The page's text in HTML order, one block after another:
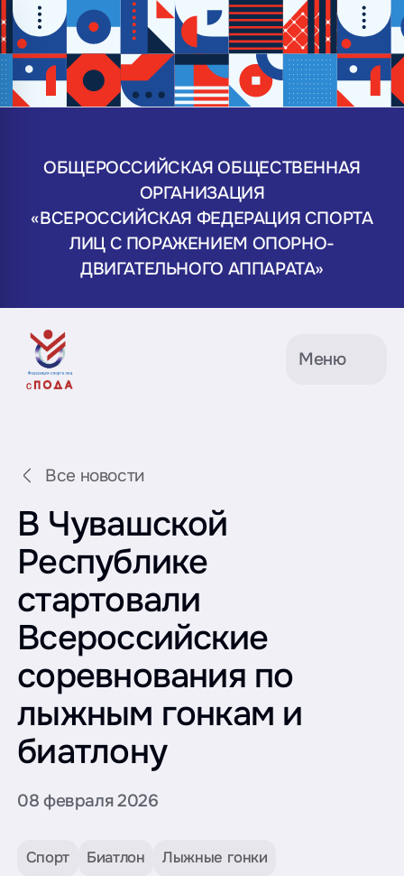
ОБЩЕРОССИЙСКАЯ ОБЩЕСТВЕННАЯ
ОРГАНИЗАЦИЯ
«ВСЕРОССИЙСКАЯ ФЕДЕРАЦИЯ СПОРТА
ЛИЦ С ПОРАЖЕНИЕМ ОПОРНО-
ДВИГАТЕЛЬНОГО АППАРАТА»
Меню
Все новости
В Чувашской
Республике
стартовали
Всероссийские
соревнования по
лыжным гонкам и
биатлону
08 февраля 2026
Спорт Биатлон Лыжные гонки